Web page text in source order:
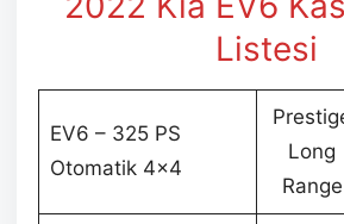
Listesi
EV6 – 325 PS
Otomatik 4×4
Long
Range